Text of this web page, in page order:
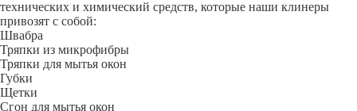
технических и химический средств, которые наши клинеры
привозят с собой:
Швабра
Тряпки из микрофибры
Тряпки для мытья окон
Губки
Щетки
Сгон для мытья окон